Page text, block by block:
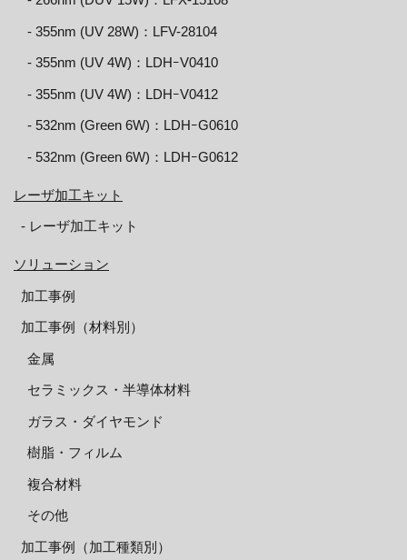
‐ 355nm (UV 28W)：LFV-28104
‐ 355nm (UV 4W)：LDHｰV0410
‐ 355nm (UV 4W)：LDHｰV0412
‐ 532nm (Green 6W)：LDHｰG0610
‐ 532nm (Green 6W)：LDHｰG0612
レーザ加工キット
‐ レーザ加工キット
ソリューション
加工事例
加工事例（材料別）
金属
セラミックス・半導体材料
ガラス・ダイヤモンド
樹脂・フィルム
複合材料
その他
加工事例（加工種類別）